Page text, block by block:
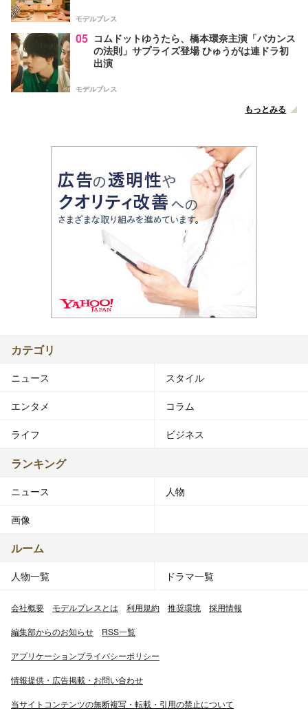
モデルプレス
05 コムドットゆうたら、橋本環奈主演「バカンス
の法則」サプライズ登場 ひゅうがは連ドラ初
出演
モデルプレス
もっとみる
カテゴリ
ニュース スタイル
エンタメ コラム
ライフ ビジネス
ランキング
ニュース 人物
画像
ルーム
人物一覧 ドラマ一覧
会社概要 モデルプレスとは 利用規約 推奨環境 採用情報
編集部からのお知らせ RSS一覧
アプリケーションプライバシーポリシー
情報提供・広告掲載・お問い合わせ
当サイトコンテンツの無断複写・転載・引用の禁止について